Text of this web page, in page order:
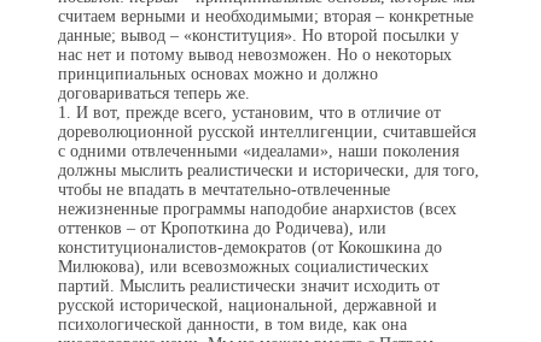
считаем верными и необходимыми; вторая – конкретные
данные; вывод – «конституция». Но второй посылки у
нас нет и потому вывод невозможен. Но о некоторых
принци­пиальных основах можно и должно
договариваться теперь же.
1. И вот, прежде всего, установим, что в отличие от
дореволюционной русской интеллигенции, считавшейся
с одними отвлеченными «идеалами», наши поколения
должны мыслить реалистически и исторически, для того,
чтобы не впадать в мечтательно-отвлеченные
нежизненные программы наподобие анархистов (всех
оттенков – от Кропоткина до Родичева), или
конституционалистов-демократов (от Кокошкина до
Милюкова), или всевозможных социалистических
партий. Мыслить реа­листически значит исходить от
русской исторической, национальной, державной и
психологической данности, в том виде, как она